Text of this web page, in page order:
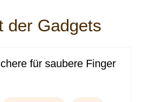
der Gadgets
für saubere Finger